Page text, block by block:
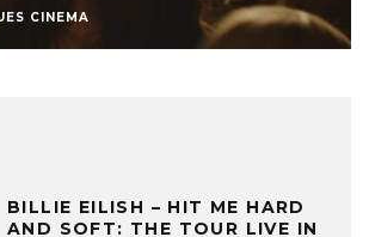
CINEMA
BILLIE EILISH – HIT ME HARD
AND SOFT: THE TOUR LIVE IN